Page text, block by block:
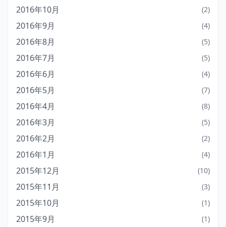
2016年10月 (2)
2016年9月 (4)
2016年8月 (5)
2016年7月 (5)
2016年6月 (4)
2016年5月 (7)
2016年4月 (8)
2016年3月 (5)
2016年2月 (2)
2016年1月 (4)
2015年12月 (10)
2015年11月 (3)
2015年10月 (1)
2015年9月 (1)